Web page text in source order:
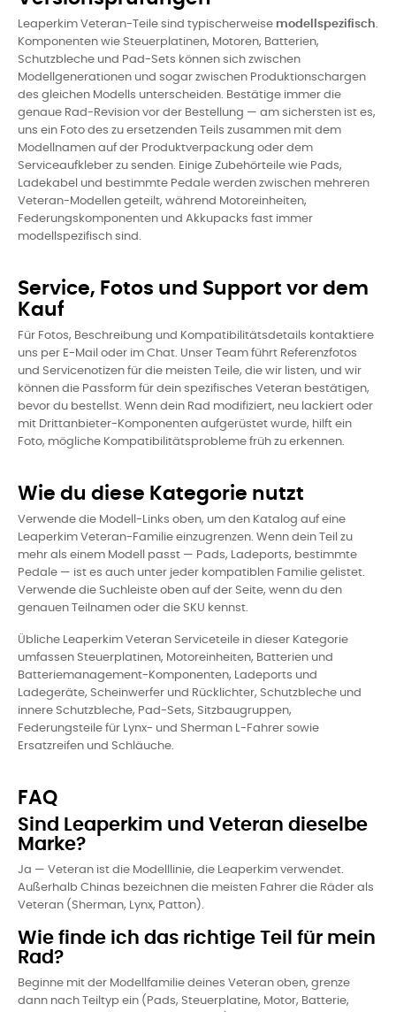
Leaperkim Veteran-Teile sind typischerweise modellspezifisch.
Komponenten wie Steuerplatinen, Motoren, Batterien,
Schutzbleche und Pad-Sets können sich zwischen
Modellgenerationen und sogar zwischen Produktionschargen
des gleichen Modells unterscheiden. Bestätige immer die
genaue Rad-Revision vor der Bestellung — am sichersten ist es,
uns ein Foto des zu ersetzenden Teils zusammen mit dem
Modellnamen auf der Produktverpackung oder dem
Serviceaufkleber zu senden. Einige Zubehörteile wie Pads,
Ladekabel und bestimmte Pedale werden zwischen mehreren
Veteran-Modellen geteilt, während Motoreinheiten,
Federungskomponenten und Akkupacks fast immer
modellspezifisch sind.
Service, Fotos und Support vor dem
Kauf
Für Fotos, Beschreibung und Kompatibilitätsdetails kontaktiere
uns per E-Mail oder im Chat. Unser Team führt Referenzfotos
und Servicenotizen für die meisten Teile, die wir listen, und wir
können die Passform für dein spezifisches Veteran bestätigen,
bevor du bestellst. Wenn dein Rad modifiziert, neu lackiert oder
mit Drittanbieter-Komponenten aufgerüstet wurde, hilft ein
Foto, mögliche Kompatibilitätsprobleme früh zu erkennen.
Wie du diese Kategorie nutzt
Verwende die Modell-Links oben, um den Katalog auf eine
Leaperkim Veteran-Familie einzugrenzen. Wenn dein Teil zu
mehr als einem Modell passt — Pads, Ladeports, bestimmte
Pedale — ist es auch unter jeder kompatiblen Familie gelistet.
Verwende die Suchleiste oben auf der Seite, wenn du den
genauen Teilnamen oder die SKU kennst.
Übliche Leaperkim Veteran Serviceteile in dieser Kategorie
umfassen Steuerplatinen, Motoreinheiten, Batterien und
Batteriemanagement-Komponenten, Ladeports und
Ladegeräte, Scheinwerfer und Rücklichter, Schutzbleche und
innere Schutzbleche, Pad-Sets, Sitzbaugruppen,
Federungsteile für Lynx- und Sherman L-Fahrer sowie
Ersatzreifen und Schläuche.
FAQ
Sind Leaperkim und Veteran dieselbe
Marke?
Ja — Veteran ist die Modelllinie, die Leaperkim verwendet.
Außerhalb Chinas bezeichnen die meisten Fahrer die Räder als
Veteran (Sherman, Lynx, Patton).
Wie finde ich das richtige Teil für mein
Rad?
Beginne mit der Modellfamilie deines Veteran oben, grenze
dann nach Teiltyp ein (Pads, Steuerplatine, Motor, Batterie,